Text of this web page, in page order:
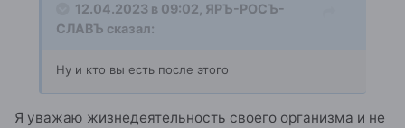
12.04.2023 в 09:02, ЯРЪ-РОСЪ-
СЛАВЪ сказал:
Ну и кто вы есть после этого
Я уважаю жизнедеятельность своего организма и не